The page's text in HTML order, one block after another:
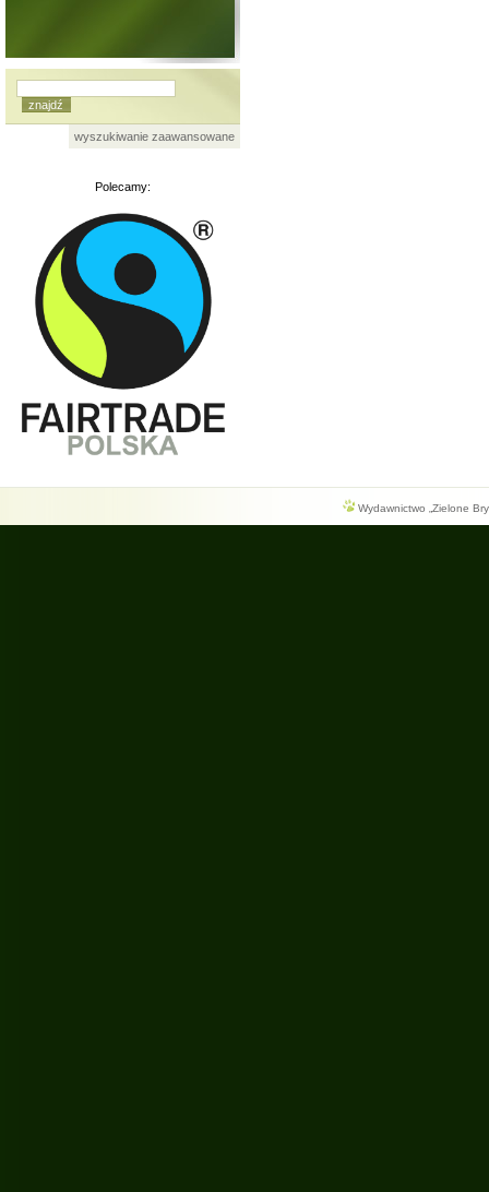
wyszukiwanie zaawansowane
Polecamy:
Wydawnictwo „Zielone